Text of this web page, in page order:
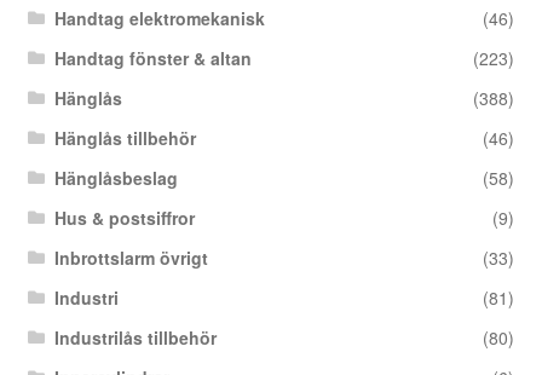
Handtag elektromekanisk
(46)
Handtag fönster & altan
(223)
Hänglås
(388)
Hänglås tillbehör
(46)
Hänglåsbeslag
(58)
Hus & postsiffror
(9)
Inbrottslarm övrigt
(33)
Industri
(81)
Industrilås tillbehör
(80)